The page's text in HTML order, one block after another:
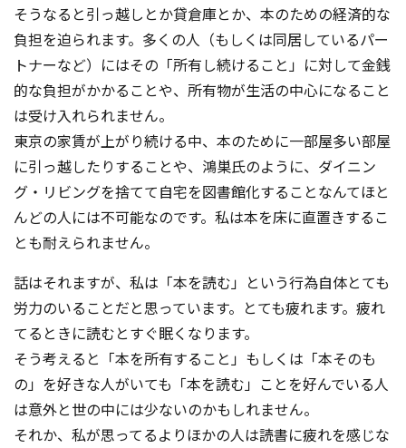
そうなると引っ越しとか貸倉庫とか、本のための経済的な
負担を迫られます。多くの人（もしくは同居しているパー
トナーなど）にはその「所有し続けること」に対して金銭
的な負担がかかることや、所有物が生活の中心になること
は受け入れられません。
東京の家賃が上がり続ける中、本のために一部屋多い部屋
に引っ越したりすることや、鴻巣氏のように、ダイニン
グ・リビングを捨てて自宅を図書館化することなんてほと
んどの人には不可能なのです。私は本を床に直置きするこ
とも耐えられません。
話はそれますが、私は「本を読む」という行為自体とても
労力のいることだと思っています。とても疲れます。疲れ
てるときに読むとすぐ眠くなります。
そう考えると「本を所有すること」もしくは「本そのも
の」を好きな人がいても「本を読む」ことを好んでいる人
は意外と世の中には少ないのかもしれません。
それか、私が思ってるよりほかの人は読書に疲れを感じな